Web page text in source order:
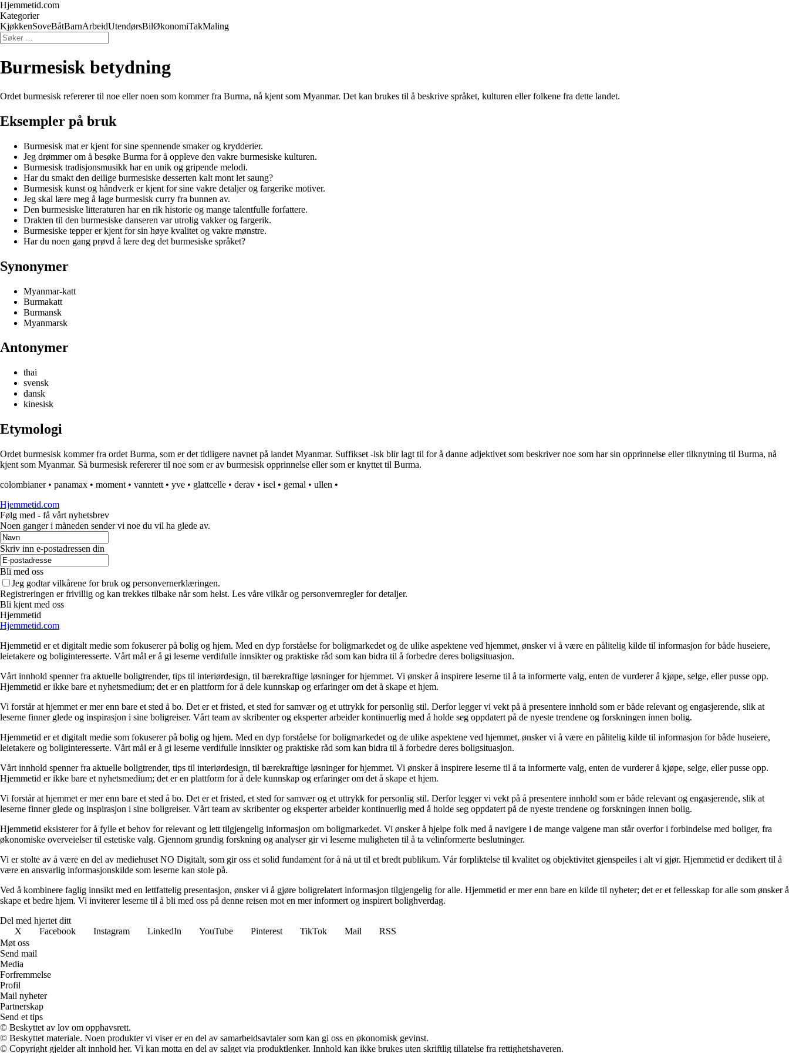
Hjemmetid.com
Kategorier
KjøkkenSoveBåtBarnArbeidUtendørsBilØkonomiTakMaling
Burmesisk betydning
Ordet burmesisk refererer til noe eller noen som kommer fra Burma, nå kjent som Myanmar. Det kan brukes til å beskrive språket, kulturen eller folkene fra dette landet.
Eksempler på bruk
Burmesisk mat er kjent for sine spennende smaker og krydderier.
Jeg drømmer om å besøke Burma for å oppleve den vakre burmesiske kulturen.
Burmesisk tradisjonsmusikk har en unik og gripende melodi.
Har du smakt den deilige burmesiske desserten kalt mont let saung?
Burmesisk kunst og håndverk er kjent for sine vakre detaljer og fargerike motiver.
Jeg skal lære meg å lage burmesisk curry fra bunnen av.
Den burmesiske litteraturen har en rik historie og mange talentfulle forfattere.
Drakten til den burmesiske danseren var utrolig vakker og fargerik.
Burmesiske tepper er kjent for sin høye kvalitet og vakre mønstre.
Har du noen gang prøvd å lære deg det burmesiske språket?
Synonymer
Myanmar-katt
Burmakatt
Burmansk
Myanmarsk
Antonymer
thai
svensk
dansk
kinesisk
Etymologi
Ordet burmesisk kommer fra ordet Burma, som er det tidligere navnet på landet Myanmar. Suffikset -isk blir lagt til for å danne adjektivet som beskriver noe som har sin opprinnelse eller tilknytning til Burma, nå
kjent som Myanmar. Så burmesisk refererer til noe som er av burmesisk opprinnelse eller som er knyttet til Burma.
colombianer• panamax • moment • vanntett • yve • glattcelle • derav • isel • gemal • ullen •
Hjemmetid.com
Følg med - få vårt nyhetsbrev
Noen ganger i måneden sender vi noe du vil ha glede av.
Skriv inn e-postadressen din
Bli med oss
Jeg godtar vilkårene for bruk og personvernerklæringen.
Registreringen er frivillig og kan trekkes tilbake når som helst. Les våre vilkår og personvernregler for detaljer.
Bli kjent med oss
Hjemmetid
Hjemmetid.com
Hjemmetid er et digitalt medie som fokuserer på bolig og hjem. Med en dyp forståelse for boligmarkedet og de ulike aspektene ved hjemmet, ønsker vi å være en pålitelig kilde til informasjon for både huseiere,
leietakere og boliginteresserte. Vårt mål er å gi leserne verdifulle innsikter og praktiske råd som kan bidra til å forbedre deres boligsituasjon.
Vårt innhold spenner fra aktuelle boligtrender, tips til interiørdesign, til bærekraftige løsninger for hjemmet. Vi ønsker å inspirere leserne til å ta informerte valg, enten de vurderer å kjøpe, selge, eller pusse opp.
Hjemmetid er ikke bare et nyhetsmedium; det er en plattform for å dele kunnskap og erfaringer om det å skape et hjem.
Vi forstår at hjemmet er mer enn bare et sted å bo. Det er et fristed, et sted for samvær og et uttrykk for personlig stil. Derfor legger vi vekt på å presentere innhold som er både relevant og engasjerende, slik at
leserne finner glede og inspirasjon i sine boligreiser. Vårt team av skribenter og eksperter arbeider kontinuerlig med å holde seg oppdatert på de nyeste trendene og forskningen innen bolig.
Hjemmetid er et digitalt medie som fokuserer på bolig og hjem. Med en dyp forståelse for boligmarkedet og de ulike aspektene ved hjemmet, ønsker vi å være en pålitelig kilde til informasjon for både huseiere,
leietakere og boliginteresserte. Vårt mål er å gi leserne verdifulle innsikter og praktiske råd som kan bidra til å forbedre deres boligsituasjon.
Vårt innhold spenner fra aktuelle boligtrender, tips til interiørdesign, til bærekraftige løsninger for hjemmet. Vi ønsker å inspirere leserne til å ta informerte valg, enten de vurderer å kjøpe, selge, eller pusse opp.
Hjemmetid er ikke bare et nyhetsmedium; det er en plattform for å dele kunnskap og erfaringer om det å skape et hjem.
Vi forstår at hjemmet er mer enn bare et sted å bo. Det er et fristed, et sted for samvær og et uttrykk for personlig stil. Derfor legger vi vekt på å presentere innhold som er både relevant og engasjerende, slik at
leserne finner glede og inspirasjon i sine boligreiser. Vårt team av skribenter og eksperter arbeider kontinuerlig med å holde seg oppdatert på de nyeste trendene og forskningen innen bolig.
Hjemmetid eksisterer for å fylle et behov for relevant og lett tilgjengelig informasjon om boligmarkedet. Vi ønsker å hjelpe folk med å navigere i de mange valgene man står overfor i forbindelse med boliger, fra
økonomiske overveielser til estetiske valg. Gjennom grundig forskning og analyser gir vi leserne muligheten til å ta velinformerte beslutninger.
Vi er stolte av å være en del av mediehuset NO Digitalt, som gir oss et solid fundament for å nå ut til et bredt publikum. Vår forpliktelse til kvalitet og objektivitet gjenspeiles i alt vi gjør. Hjemmetid er dedikert til å
være en ansvarlig informasjonskilde som leserne kan stole på.
Ved å kombinere faglig innsikt med en lettfattelig presentasjon, ønsker vi å gjøre boligrelatert informasjon tilgjengelig for alle. Hjemmetid er mer enn bare en kilde til nyheter; det er et fellesskap for alle som ønsker å
skape et bedre hjem. Vi inviterer leserne til å bli med oss på denne reisen mot en mer informert og inspirert bolighverdag.
Del med hjertet ditt
X
Facebook Instagram LinkedIn YouTube Pinterest TikTok Mail
RSS
Møt oss
Send mail
Media
Forfremmelse
Profil
Mail nyheter
Partnerskap
Send et tips
© Beskyttet av lov om opphavsrett.
© Beskyttet materiale. Noen produkter vi viser er en del av samarbeidsavtaler som kan gi oss en økonomisk gevinst.
© Copyright gjelder alt innhold her. Vi kan motta en del av salget via produktlenker. Innhold kan ikke brukes uten skriftlig tillatelse fra rettighetshaveren.